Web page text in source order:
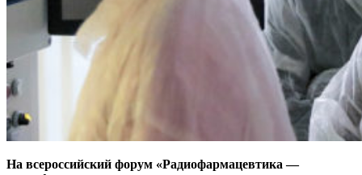
На всероссийский форум «Радиофармацевтика — ​